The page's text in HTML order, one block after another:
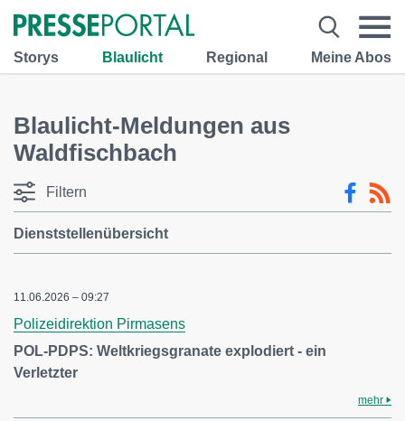
Storys Blaulicht Regional Meine Abos
Blaulicht-Meldungen aus
Waldfischbach
Filtern
Dienststellenübersicht
11.06.2026 – 09:27
Polizeidirektion Pirmasens
POL-PDPS: Weltkriegsgranate explodiert - ein
Verletzter
mehr